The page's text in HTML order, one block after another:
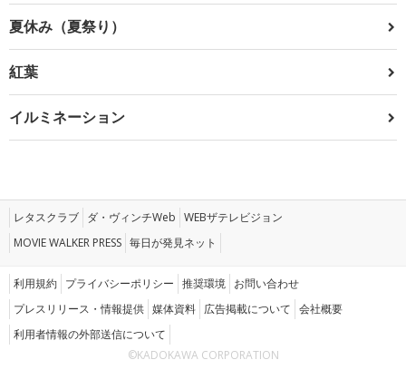
夏休み（夏祭り）
紅葉
イルミネーション
レタスクラブ ダ・ヴィンチWeb WEBザテレビジョン
MOVIE WALKER PRESS 毎日が発見ネット
利用規約 プライバシーポリシー 推奨環境 お問い合わせ
プレスリリース・情報提供 媒体資料 広告掲載について 会社概要
利用者情報の外部送信について
©KADOKAWA CORPORATION